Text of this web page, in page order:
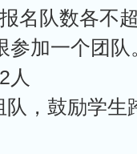
名队数各不
参加一个团
人
队，鼓励学生